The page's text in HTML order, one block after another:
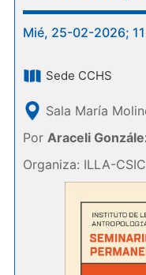
Mié, 25-02-2026;
Sede CCHS
Sala María
Por Araceli
Organiza: ILLA-CSIC